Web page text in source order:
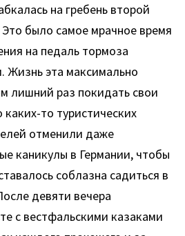
на гребень второй
было самое мрачное время
на педаль тормоза
Жизнь эта максимально
лишний раз покидать свои
то туристических
отменили даже
каникулы в Германии, чтобы
соблазна садиться в
девяти вечера
с вестфальскими казаками